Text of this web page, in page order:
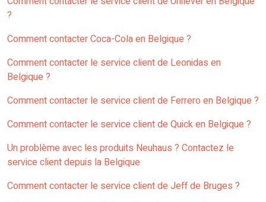
?
Comment contacter Coca-Cola en Belgique ?
Comment contacter le service client de Leonidas en
Belgique ?
Comment contacter le service client de Ferrero en Belgique ?
Comment contacter le service client de Quick en Belgique ?
Un problème avec les produits Neuhaus ? Contactez le
service client depuis la Belgique
Comment contacter le service client de Jeff de Bruges ?